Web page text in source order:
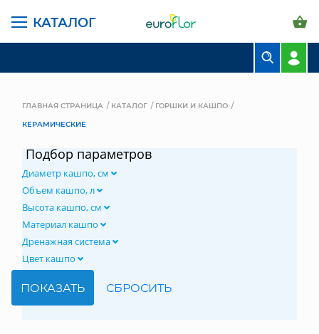
КАТАЛОГ
СВАДЕБНАЯ ФЛОРИСТИКА
ГЛАВНАЯ СТРАНИЦА КАТАЛОГ
ГОРШКИ И КАШПО
КЕРАМИЧЕСКИЕ
Подбор параметров
Диаметр кашпо, см
Объем кашпо, л
Высота кашпо, см
Материал кашпо
Дренажная система
Цвет кашпо